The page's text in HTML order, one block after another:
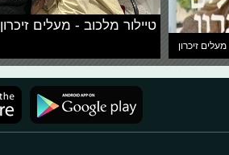
זיכרון
טיילור מלכוב - מעלים זיכרון